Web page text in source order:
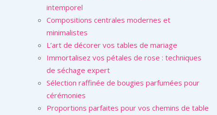
intemporel
Compositions centrales modernes et
minimalistes
L’art de décorer vos tables de mariage
Immortalisez vos pétales de rose : techniques
de séchage expert
Sélection raffinée de bougies parfumées pour
cérémonies
Proportions parfaites pour vos chemins de table